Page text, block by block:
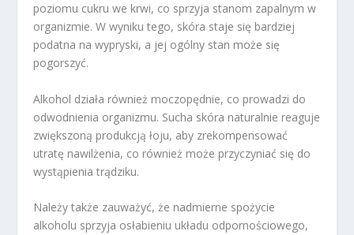
poziomu cukru we krwi, co sprzyja stanom zapalnym w
organizmie. W wyniku tego, skóra staje się bardziej
podatna na wypryski, a jej ogólny stan może się
pogorszyć.
Alkohol działa również moczopędnie, co prowadzi do
odwodnienia organizmu. Sucha skóra naturalnie reaguje
zwiększoną produkcją łoju, aby zrekompensować
utratę nawilżenia, co również może przyczyniać się do
wystąpienia trądziku.
Należy także zauważyć, że nadmierne spożycie
alkoholu sprzyja osłabieniu układu odpornościowego,